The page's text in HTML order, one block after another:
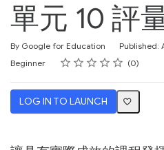
單元 10 評
By Google for Education Published:
Duration
Difficulty
Beginner Rating
1 star
2 stars
3 stars
4 stars
5 stars
Average rating: 0 0
No reviews
LOG IN TO LAUNCH